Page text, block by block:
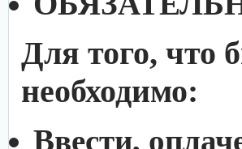
Для того, что
необходимо:
Ввести,